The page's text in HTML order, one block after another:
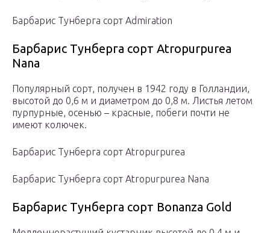
Барбарис Тунберга сорт Admiration
Барбарис Тунберга сорт Atropurpurea
Nana
Популярный сорт, получен в 1942 году в Голландии,
высотой до 0,6 м и диаметром до 0,8 м. Листья летом
пурпурные, осенью – красные, побеги почти не
имеют колючек.
Барбарис Тунберга сорт Atropurpurea
Барбарис Тунберга сорт Atropurpurea Nana
Барбарис Тунберга сорт Bonanza Gold